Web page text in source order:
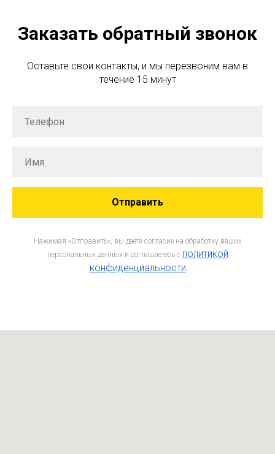
Заказать обратный звонок
Оставьте свои контакты, и мы перезвоним вам в
течение 15 минут
Отправить
Нажимая «Отправить», вы даёте согласие на обработку ваших
персональных данных и соглашаетесь c политикой
конфиденциальности